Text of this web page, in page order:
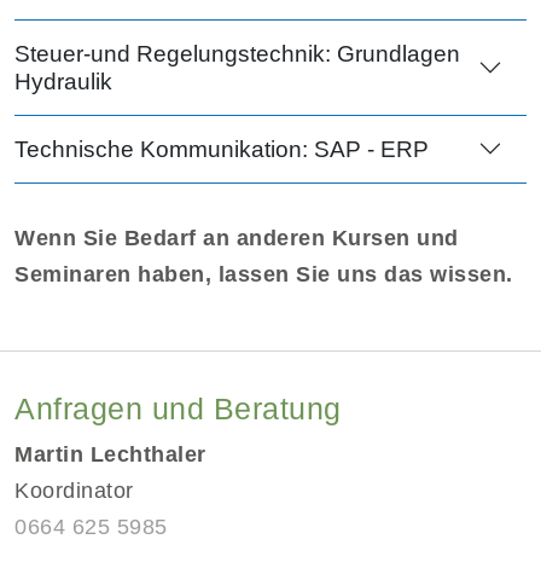
Steuer-und Regelungstechnik: Grundlagen
Hydraulik
Technische Kommunikation: SAP - ERP
Wenn Sie Bedarf an anderen Kursen und
Seminaren haben, lassen Sie uns das wissen.
Anfragen und Beratung
Martin Lechthaler
Koordinator
0664 625 5985